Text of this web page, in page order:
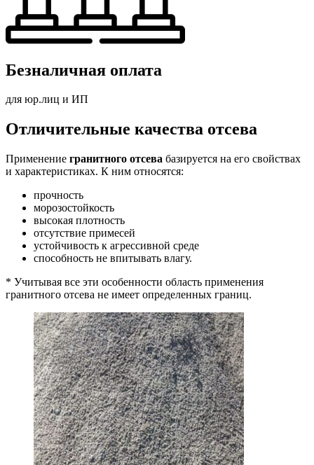
Безналичная оплата
для юр.лиц и ИП
Отличительные качества отсева
Применение гранитного отсева базируется на его свойствах
и характеристиках. К ним относятся:
прочность
морозостойкость
высокая плотность
отсутствие примесей
устойчивость к агрессивной среде
способность не впитывать влагу.
* Учитывая все эти особенности область применения
гранитного отсева не имеет определенных границ.